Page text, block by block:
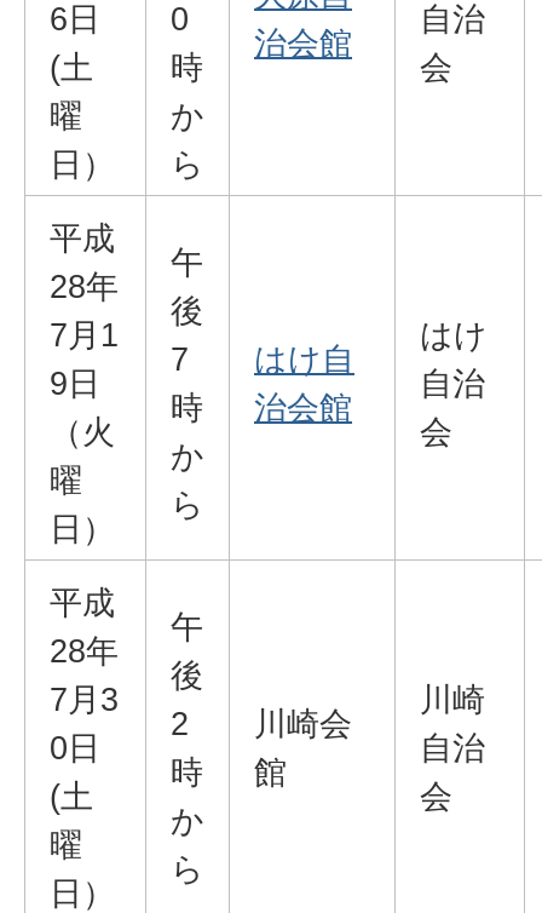
6日
(土
曜
日）
0
時
か
ら
治会館
自治
会
平成
28年
7月1
9日
（火
曜
日）
午
後
7
時
か
ら
はけ自
治会館
はけ
自治
会
平成
28年
7月3
0日
(土
曜
日）
午
後
2
時
か
ら
川崎会
館
川崎
自治
会